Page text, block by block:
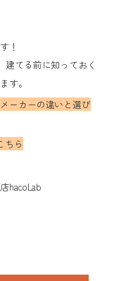
！
てる前に知っておく
す。
ーカーの違いと選び
ちら
hacoLab